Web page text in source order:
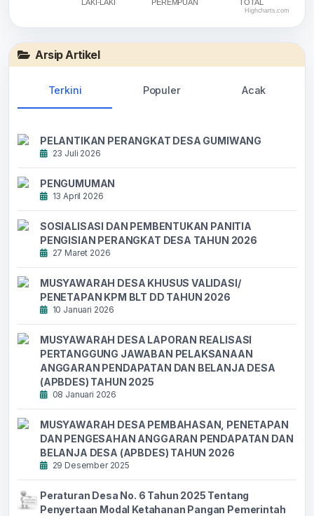
LAKI-LAKI
PEREMPUAN
TOTAL
Highcharts.com
Arsip Artikel
Terkini Populer Acak
PELANTIKAN PERANGKAT DESA GUMIWANG
23 Juli 2026
PENGUMUMAN
13 April 2026
SOSIALISASI DAN PEMBENTUKAN PANITIA
PENGISIAN PERANGKAT DESA TAHUN 2026
27 Maret 2026
MUSYAWARAH DESA KHUSUS VALIDASI/
PENETAPAN KPM BLT DD TAHUN 2026
10 Januari 2026
MUSYAWARAH DESA LAPORAN REALISASI
PERTANGGUNG JAWABAN PELAKSANAAN
ANGGARAN PENDAPATAN DAN BELANJA DESA
(APBDES) TAHUN 2025
08 Januari 2026
MUSYAWARAH DESA PEMBAHASAN, PENETAPAN
DAN PENGESAHAN ANGGARAN PENDAPATAN DAN
BELANJA DESA (APBDES) TAHUN 2026
29 Desember 2025
Peraturan Desa No. 6 Tahun 2025 Tentang
Penyertaan Modal Ketahanan Pangan Pemerintah